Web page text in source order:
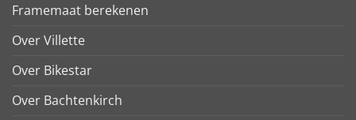
Framemaat berekenen
Over Villette
Over Bikestar
Over Bachtenkirch